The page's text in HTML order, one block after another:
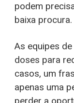
podem
baixa procura.
As equipes
doses para
casos, um
apenas uma